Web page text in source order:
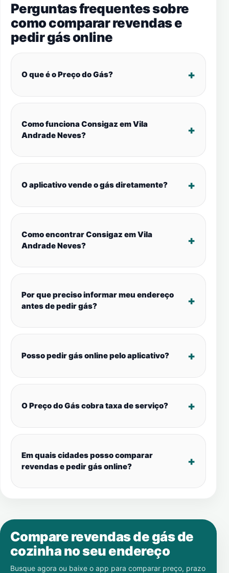
Perguntas frequentes sobre
como comparar revendas e
pedir gás online
O que é o Preço do Gás?
Como funciona Consigaz em Vila
Andrade Neves?
O aplicativo vende o gás diretamente?
Como encontrar Consigaz em Vila
Andrade Neves?
Por que preciso informar meu endereço
antes de pedir gás?
Posso pedir gás online pelo aplicativo?
O Preço do Gás cobra taxa de serviço?
Em quais cidades posso comparar
revendas e pedir gás online?
Compare revendas de gás de
cozinha no seu endereço
Busque agora ou baixe o app para comparar preço, prazo